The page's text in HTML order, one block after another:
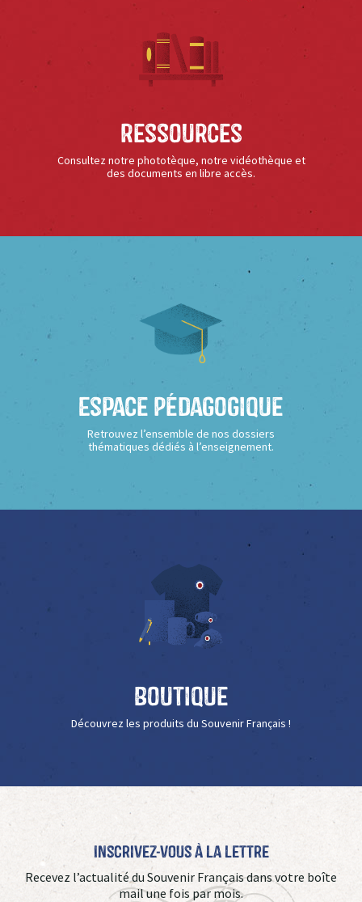
Ressources
Consultez notre phototèque, notre vidéothèque et
des documents en libre accès.
Espace Pédagogique
Retrouvez l’ensemble de nos dossiers
thématiques dédiés à l’enseignement.
Boutique
Découvrez les produits du Souvenir Français !
Inscrivez-vous à La Lettre
Recevez l’actualité du Souvenir Français dans votre boîte
mail une fois par mois.